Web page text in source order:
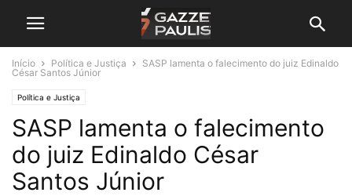
Início Política e Justiça
SASP lamenta o falecimento do juiz Edinaldo
César Santos Júnior
Política e Justiça
SASP lamenta o falecimento
do juiz Edinaldo César
Santos Júnior